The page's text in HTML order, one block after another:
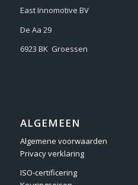
East Innomotive BV
De Aa 29
6923 BK Groessen
ALGEMEEN
Algemene voorwaarden
Privacy verklaring
ISO-certificering